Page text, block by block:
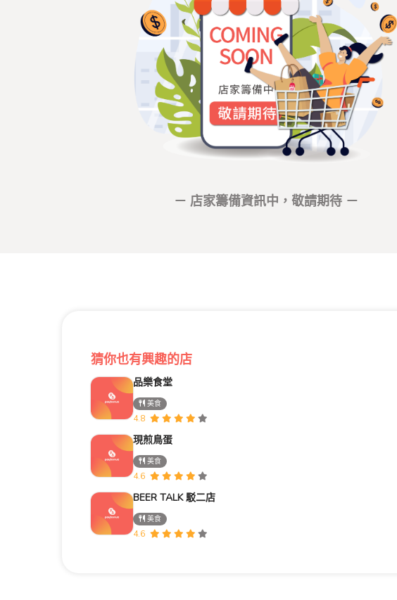
－ 店家籌備資訊中，敬請期待 －
猜你也有興趣的店
品樂食堂
美食
4.8
現煎鳥蛋
美食
4.6
BEER TALK 駁二店
美食
4.6